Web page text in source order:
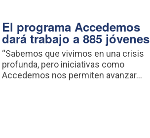
El programa Accedemos
dará trabajo a 885 jóvenes
“Sabemos que vivimos en una crisis
profunda, pero iniciativas como
Accedemos nos permiten avanzar...